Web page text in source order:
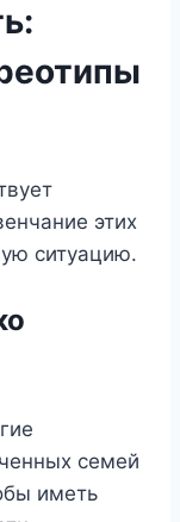
этих
ситуацию.
семей
иметь